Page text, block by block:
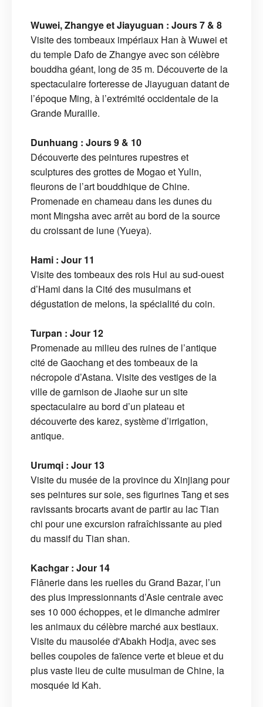
Wuwei, Zhangye et Jiayuguan : Jours 7 & 8
Visite des tombeaux impériaux Han à Wuwei et
du temple Dafo de Zhangye avec son célèbre
bouddha géant, long de 35 m. Découverte de la
spectaculaire forteresse de Jiayuguan datant de
l’époque Ming, à l’extrémité occidentale de la
Grande Muraille.
Dunhuang : Jours 9 & 10
Découverte des peintures rupestres et
sculptures des grottes de Mogao et Yulin,
fleurons de l’art bouddhique de Chine.
Promenade en chameau dans les dunes du
mont Mingsha avec arrêt au bord de la source
du croissant de lune (Yueya).
Hami : Jour 11
Visite des tombeaux des rois Hui au sud-ouest
d’Hami dans la Cité des musulmans et
dégustation de melons, la spécialité du coin.
Turpan : Jour 12
Promenade au milieu des ruines de l’antique
cité de Gaochang et des tombeaux de la
nécropole d’Astana. Visite des vestiges de la
ville de garnison de Jiaohe sur un site
spectaculaire au bord d’un plateau et
découverte des karez, système d’irrigation,
antique.
Urumqi : Jour 13
Visite du musée de la province du Xinjiang pour
ses peintures sur soie, ses figurines Tang et ses
ravissants brocarts avant de partir au lac Tian
chi pour une excursion rafraîchissante au pied
du massif du Tian shan.
Kachgar : Jour 14
Flânerie dans les ruelles du Grand Bazar, l’un
des plus impressionnants d’Asie centrale avec
ses 10 000 échoppes, et le dimanche admirer
les animaux du célèbre marché aux bestiaux.
Visite du mausolée d'Abakh Hodja, avec ses
belles coupoles de faïence verte et bleue et du
plus vaste lieu de culte musulman de Chine, la
mosquée Id Kah.